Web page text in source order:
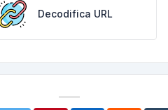
Decodifica URL